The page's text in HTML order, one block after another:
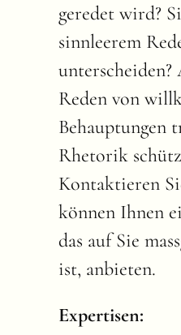
geredet wird?
sinnleerem
Reden von
Behauptungen
Rhetorik
Kontaktieren
können Ihnen
das auf Sie
ist, anbieten.
Expertisen: